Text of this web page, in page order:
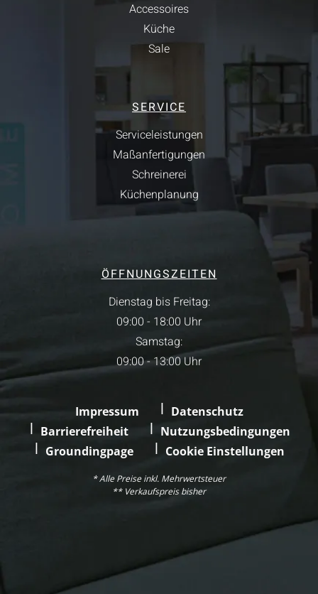
Accessoires
Küche
Sale
SERVICE
Serviceleistungen
Maßanfertigungen
Schreinerei
Küchenplanung
ÖFFNUNGSZEITEN
Dienstag bis Freitag:
09:00 - 18:00 Uhr
Samstag:
09:00 - 13:00 Uhr
Impressum
Datenschutz
Barrierefreiheit
Nutzungsbedingungen
Groundingpage
Cookie Einstellungen
* Alle Preise inkl. Mehrwertsteuer
** Verkaufspreis bisher